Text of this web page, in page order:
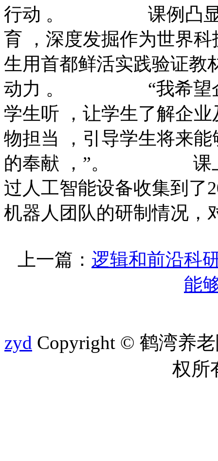
行动 。 课例凸显了
育 ，深度发掘作为世
生用首都鲜活实践验证教材
动力 。 “我希望
学生听 ，让学生了解
物担当 ，引导学生将
的奉献 ，”。 课上
过人工智能设备收集到了
机器人团队的研制情况
上一篇： 逻辑和前沿科
能
zyd Copyright © 鹤湾养老
权所